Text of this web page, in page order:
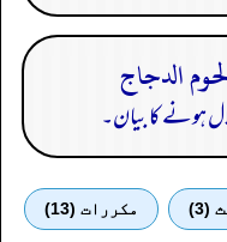
کا بیان۔
(3) مكررات (13)